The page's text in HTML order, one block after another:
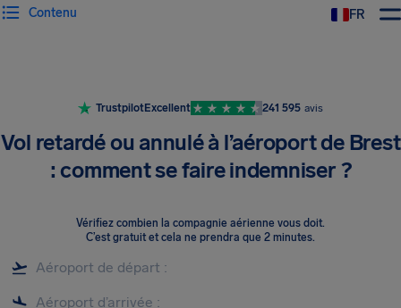
FR
Contenu
TrustpilotExcellent 241 595 avis
Vol retardé ou annulé à l’aéroport de Brest
: comment se faire indemniser ?
Vérifiez combien la compagnie aérienne vous doit.
C’est gratuit et cela ne prendra que 2 minutes.